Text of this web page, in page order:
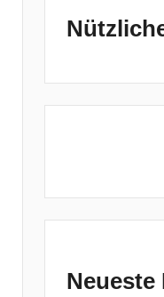
Neueste